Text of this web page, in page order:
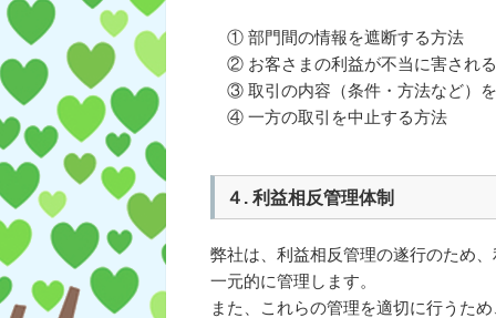
① 部門間の情報を遮断する方法
② お客さまの利益が不当に害され
③ 取引の内容（条件・方法など）
④ 一方の取引を中止する方法
４. 利益相反管理体制
弊社は、利益相反管理の遂行のため
一元的に管理します。
また、これらの管理を適切に行うた